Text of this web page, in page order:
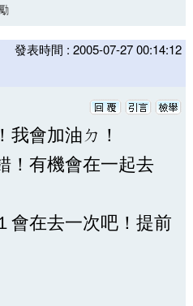
發表時間 : 2005-07-27 00:14:12
我會加油ㄉ！
！有機會在一起去
會在去一次吧！提前